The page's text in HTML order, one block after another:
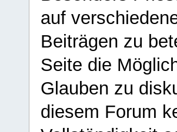
auf
Beiträgen zu
Seite die
Glauben zu
diesem Forum